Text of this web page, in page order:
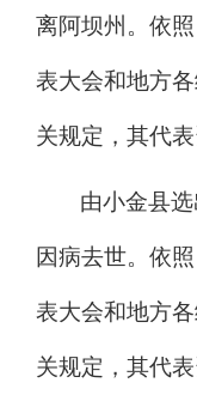
离阿坝州。依
表大会和地方
关规定 ， 其代表
由小金县选
因病去世。依
表大会和地方
关规定 ， 其代表